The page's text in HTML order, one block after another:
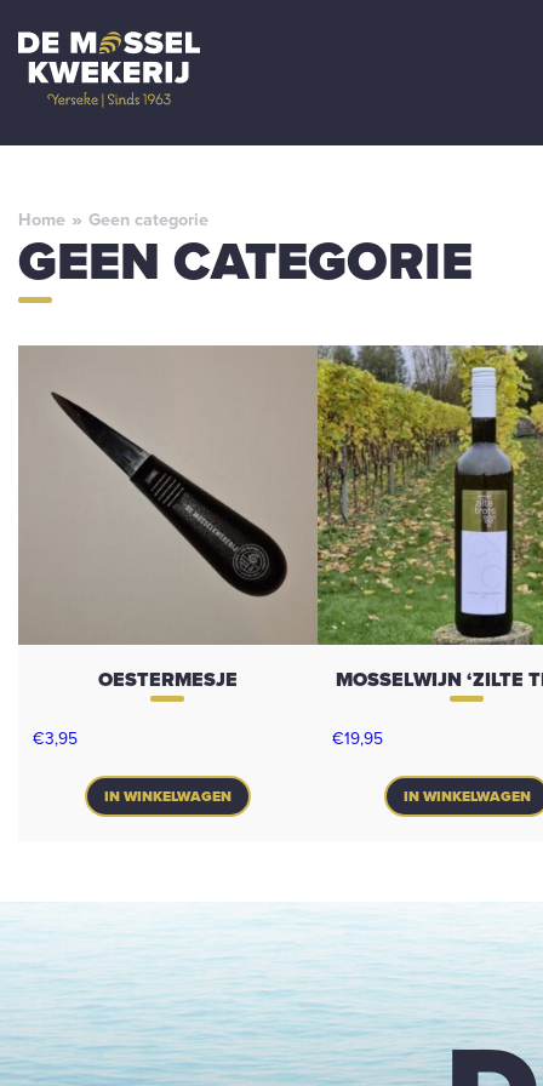
Home » Geen categorie
GEEN CATEGORIE
OESTERMESJE
€3,95
IN WINKELWAGEN
MOSSELWIJN ‘ZILTE
€19,95
IN WINKELWAGEN